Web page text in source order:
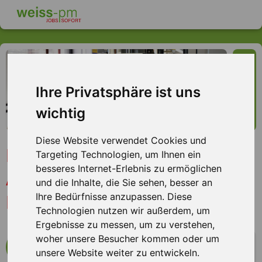
Ihre Privatsphäre ist uns
wichtig
Diese Website verwendet Cookies und
Targeting Technologien, um Ihnen ein
besseres Internet-Erlebnis zu ermöglichen
und die Inhalte, die Sie sehen, besser an
Ihre Bedürfnisse anzupassen. Diese
Technologien nutzen wir außerdem, um
Ergebnisse zu messen, um zu verstehen,
woher unsere Besucher kommen oder um
unsere Website weiter zu entwickeln.
Maschinen- und
Anlagenführer (m/w/d)
Naturstein, Seevetal